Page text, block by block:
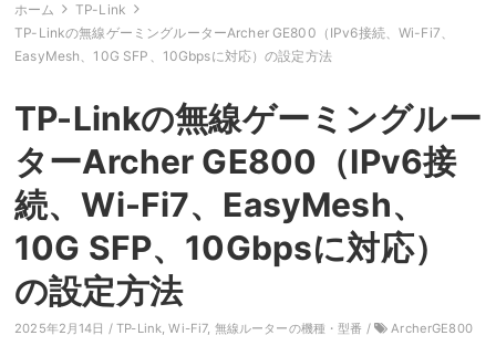
ホーム
TP-Link
TP-Linkの無線ゲーミングルーターArcher GE800（IPv6接続、Wi-Fi7、
EasyMesh、10G SFP、10Gbpsに対応）の設定方法
TP-Linkの無線ゲーミングルー
ターArcher GE800（IPv6接
続、Wi-Fi7、EasyMesh、
10G SFP、10Gbpsに対応）
の設定方法
2025年2月14日 /TP-Link,Wi-Fi7, 無線ルーターの機種・型番 / ArcherGE800